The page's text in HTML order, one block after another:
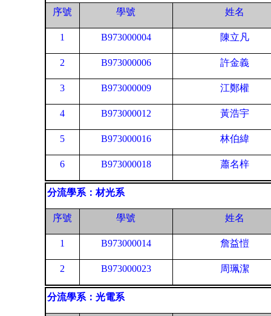
序號 學號 姓名
1 B973000004 陳立凡
2 B973000006 許金義
3 B973000009 江鄭權
4 B973000012 黃浩宇
5 B973000016 林伯緯
6 B973000018 蕭名梓
分流學系：材光系
序號 學號 姓名
1 B973000014 詹益愷
2 B973000023 周珮潔
分流學系：光電系